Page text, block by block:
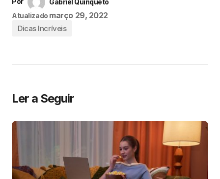
Gabriel Quinqueto
Atualizado março 29, 2022
Dicas Incríveis
Ler a Seguir